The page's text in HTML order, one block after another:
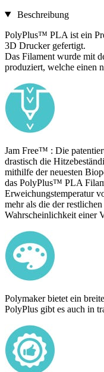
Beschreibung
PolyPlus™ PLA ist ein
3D Drucker gefertigt.
Das Filament wurde mit
produziert, welche einen
Jam Free™ : Die
drastisch die
mithilfe der neuesten
das PolyPlus™ PLA
Erweichungstemperatur
mehr als die der
Wahrscheinlichkeit einer
Polymaker bietet ein
PolyPlus gibt es auch in